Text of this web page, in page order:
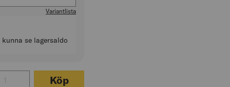
Variantlista
se lagersaldo
för MASKERINGSTEJP UV STANDARD
Köp